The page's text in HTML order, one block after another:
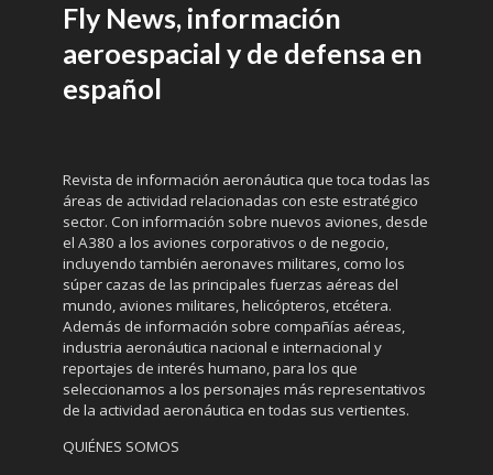
Fly News, información
aeroespacial y de defensa en
español
Revista de información aeronáutica que toca todas las
áreas de actividad relacionadas con este estratégico
sector. Con información sobre nuevos aviones, desde
el A380 a los aviones corporativos o de negocio,
incluyendo también aeronaves militares, como los
súper cazas de las principales fuerzas aéreas del
mundo, aviones militares, helicópteros, etcétera.
Además de información sobre compañías aéreas,
industria aeronáutica nacional e internacional y
reportajes de interés humano, para los que
seleccionamos a los personajes más representativos
de la actividad aeronáutica en todas sus vertientes.
QUIÉNES SOMOS